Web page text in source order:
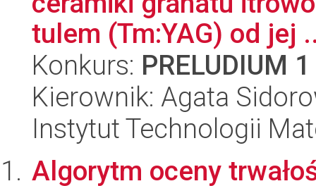
tulem (Tm:YAG) od jej
Konkurs: PRELUDIUM 1
Kierownik: Agata
Instytut Technologii
Algorytm oceny